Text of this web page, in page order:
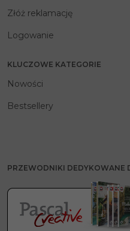
Złóż reklamację
Logowanie
KLUCZOWE KATEGORIE
Nowości
Bestsellery
PRZEWODNIKI DEDYKOWANE